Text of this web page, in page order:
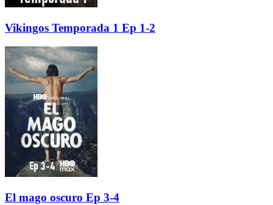
Vikingos Temporada 1 Ep 1-2
El mago oscuro Ep 3-4